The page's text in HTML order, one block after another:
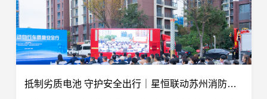
抵制劣质电池 守护安全出行｜星恒联动苏州消防、苏州日报，推动合规锂电应用